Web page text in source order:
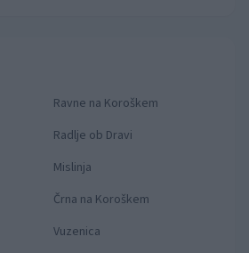
Ravne na Koroškem
Radlje ob Dravi
Mislinja
Črna na Koroškem
Vuzenica